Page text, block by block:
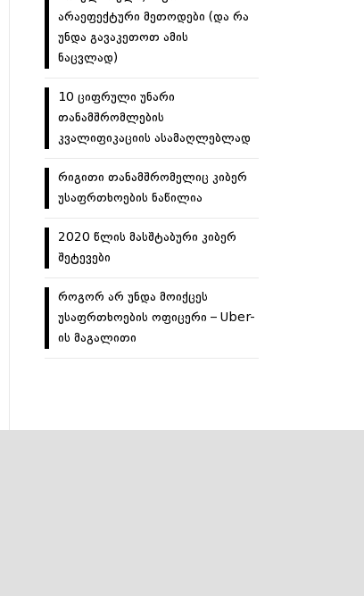
არაეფექტური მეთოდები (და რა
უნდა გავაკეთოთ ამის
ნაცვლად)
10 ციფრული უნარი
თანამშრომლების
კვალიფიკაციის ასამაღლებლად
რიგითი თანამშრომელიც კიბერ
უსაფრთხოების ნაწილია
2020 წლის მასშტაბური კიბერ
შეტევები
როგორ არ უნდა მოიქცეს
უსაფრთხოების ოფიცერი – Uber-
ის მაგალითი